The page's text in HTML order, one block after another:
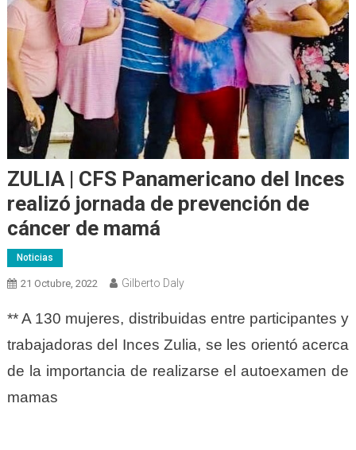
ZULIA | CFS Panamericano del Inces
realizó jornada de prevención de
cáncer de mamá
Noticias
21 Octubre, 2022 Gilberto Daly
** A 130 mujeres, distribuidas entre participantes y
trabajadoras del Inces Zulia, se les orientó acerca
de la importancia de realizarse el autoexamen de
mamas